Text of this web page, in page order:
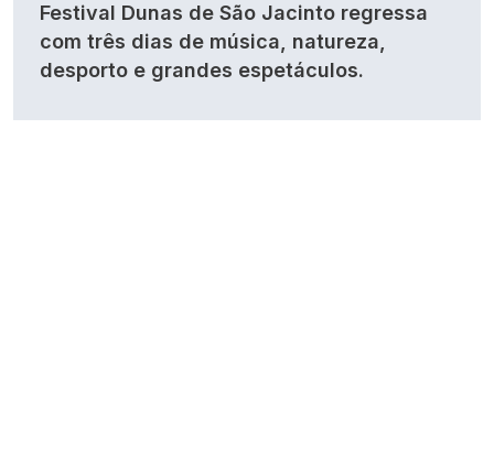
Festival Dunas de São Jacinto regressa
com três dias de música, natureza,
desporto e grandes espetáculos.